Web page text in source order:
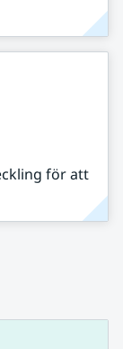
för att